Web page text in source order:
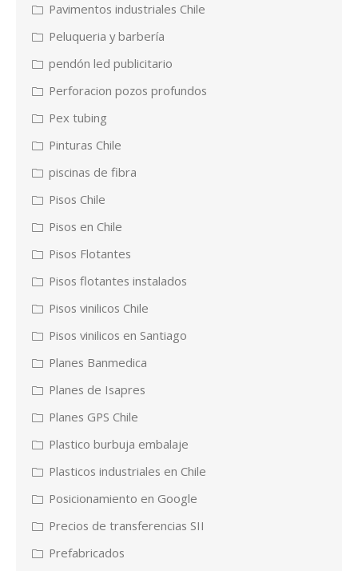
Pavimentos industriales Chile
Peluqueria y barbería
pendón led publicitario
Perforacion pozos profundos
Pex tubing
Pinturas Chile
piscinas de fibra
Pisos Chile
Pisos en Chile
Pisos Flotantes
Pisos flotantes instalados
Pisos vinilicos Chile
Pisos vinilicos en Santiago
Planes Banmedica
Planes de Isapres
Planes GPS Chile
Plastico burbuja embalaje
Plasticos industriales en Chile
Posicionamiento en Google
Precios de transferencias SII
Prefabricados